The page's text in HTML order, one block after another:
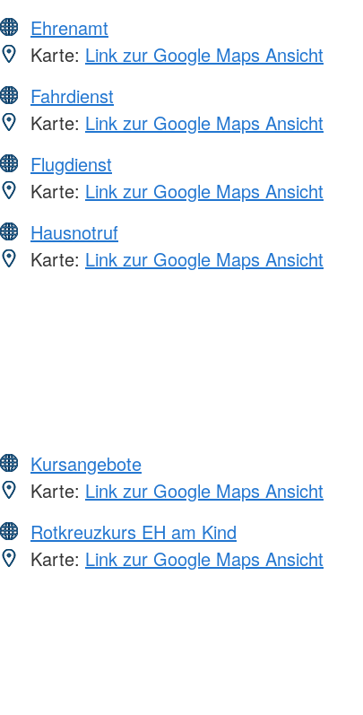
Ehrenamt
Karte: Link zur Google Maps Ansicht
Fahrdienst
Karte: Link zur Google Maps Ansicht
Flugdienst
Karte: Link zur Google Maps Ansicht
Hausnotruf
Karte: Link zur Google Maps Ansicht
Kursangebote
Karte: Link zur Google Maps Ansicht
Rotkreuzkurs EH am Kind
Karte: Link zur Google Maps Ansicht